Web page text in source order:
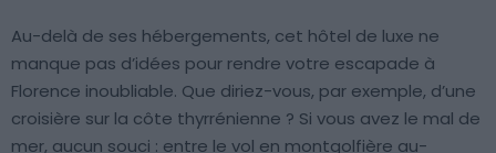
Au-delà de ses hébergements, cet hôtel de luxe ne
manque pas d’idées pour rendre votre escapade à
Florence inoubliable. Que diriez-vous, par exemple, d’une
croisière sur la côte thyrrénienne ? Si vous avez le mal de
mer, aucun souci : entre le vol en montgolfière au-